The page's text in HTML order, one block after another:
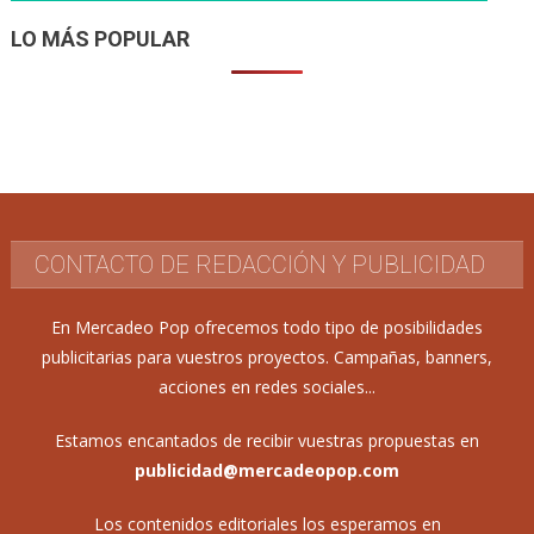
LO MÁS POPULAR
CONTACTO DE REDACCIÓN Y PUBLICIDAD
En Mercadeo Pop ofrecemos todo tipo de posibilidades
publicitarias para vuestros proyectos. Campañas, banners,
acciones en redes sociales...
Estamos encantados de recibir vuestras propuestas en
publicidad@mercadeopop.com
Los contenidos editoriales los esperamos en